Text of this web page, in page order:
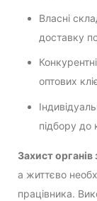
Власні
доставку
оптових
підбору до
Захист органів
а життєво
працівника.